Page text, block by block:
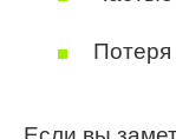
Потеря